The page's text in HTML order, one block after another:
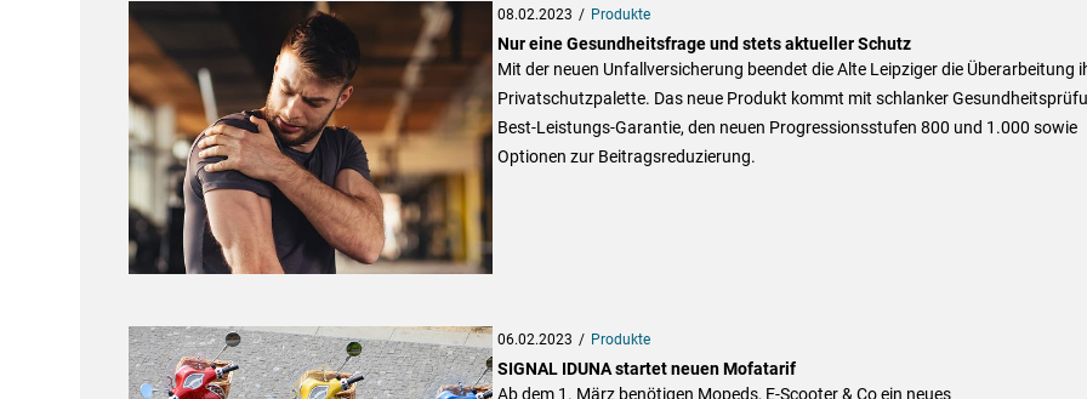
08.02.2023 Produkte
Nur eine Gesundheitsfrage und stets aktueller Schutz
Mit der neuen Unfallversicherung beendet die Alte Leipziger die Überarbeitung
Privatschutzpalette. Das neue Produkt kommt mit schlanker
Best-Leistungs-Garantie, den neuen Progressionsstufen 800 und 1.000 sowie
Optionen zur Beitragsreduzierung.
06.02.2023 Produkte
SIGNAL IDUNA startet neuen Mofatarif
Ab dem 1. März benötigen Mopeds, E-Scooter & Co ein neues